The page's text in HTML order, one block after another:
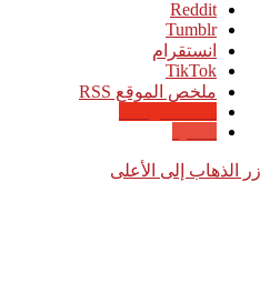
انستقرام
‫TikTok
ملخص الموقع RSS
زر الذهاب إلى الأعلى